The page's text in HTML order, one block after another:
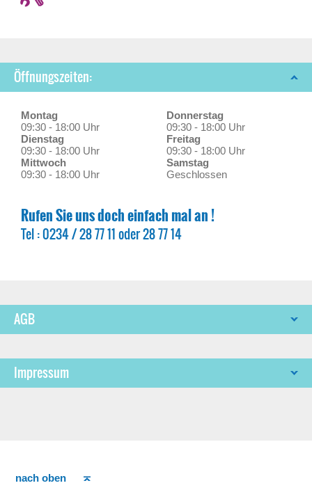
Öffnungszeiten:
Montag
09:30 - 18:00 Uhr
Dienstag
09:30 - 18:00 Uhr
Mittwoch
09:30 - 18:00 Uhr
Donnerstag
09:30 - 18:00 Uhr
Freitag
09:30 - 18:00 Uhr
Samstag
Geschlossen
Rufen Sie uns doch einfach mal an !
Tel : 0234 / 28 77 11 oder 28 77 14
AGB
Impressum
nach oben